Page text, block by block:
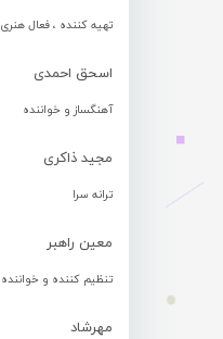
تهیه کننده ، فعال هنری
اسحق احمدی
آهنگساز و خواننده
مجید ذاکری
ترانه سرا
معین راهبر
تنظیم کننده و خواننده
مهرشاد